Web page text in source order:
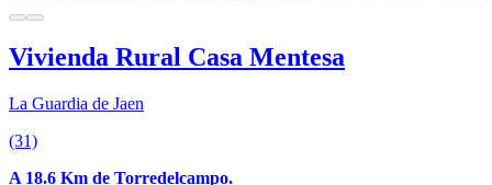
Vivienda Rural Casa Mentesa
La Guardia de Jaen
(31)
A 18.6 Km de Torredelcampo.